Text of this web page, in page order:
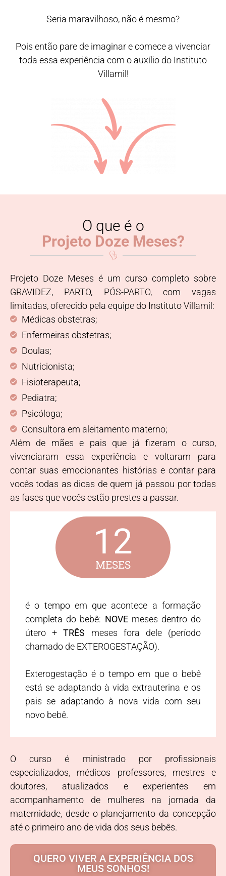
Seria maravilhoso, não é mesmo?
Pois então pare de imaginar e comece a vivenciar
toda essa experiência com o auxílio do Instituto
Villamil!
O que é o
Projeto Doze Meses?
Projeto Doze Meses é um curso completo sobre
GRAVIDEZ, PARTO, PÓS-PARTO, com vagas
limitadas, oferecido pela equipe do Instituto Villamil:
Médicas obstetras;
Enfermeiras obstetras;
Doulas;
Nutricionista;
Fisioterapeuta;
Pediatra;
Psicóloga;
Consultora em aleitamento materno;
Além de mães e pais que já fizeram o curso,
vivenciaram essa experiência e voltaram para
contar suas emocionantes histórias e contar para
vocês todas as dicas de quem já passou por todas
as fases que vocês estão prestes a passar.
MESES
12
é o tempo em que acontece a formação
completa do bebê: NOVEmeses dentro do
útero +TRÊS meses fora dele (período
chamado de EXTEROGESTAÇÃO).
Exterogestação é o tempo em que o bebê
está se adaptando à vida extrauterina e os
pais se adaptando à nova vida com seu
novo bebê.
O curso é ministrado por profissionais
especializados, médicos professores, mestres e
doutores, atualizados e experientes em
acompanhamento de mulheres na jornada da
maternidade, desde o planejamento da concepção
até o primeiro ano de vida dos seus bebês.
QUERO VIVER A EXPERIÊNCIA DOS
MEUS SONHOS!